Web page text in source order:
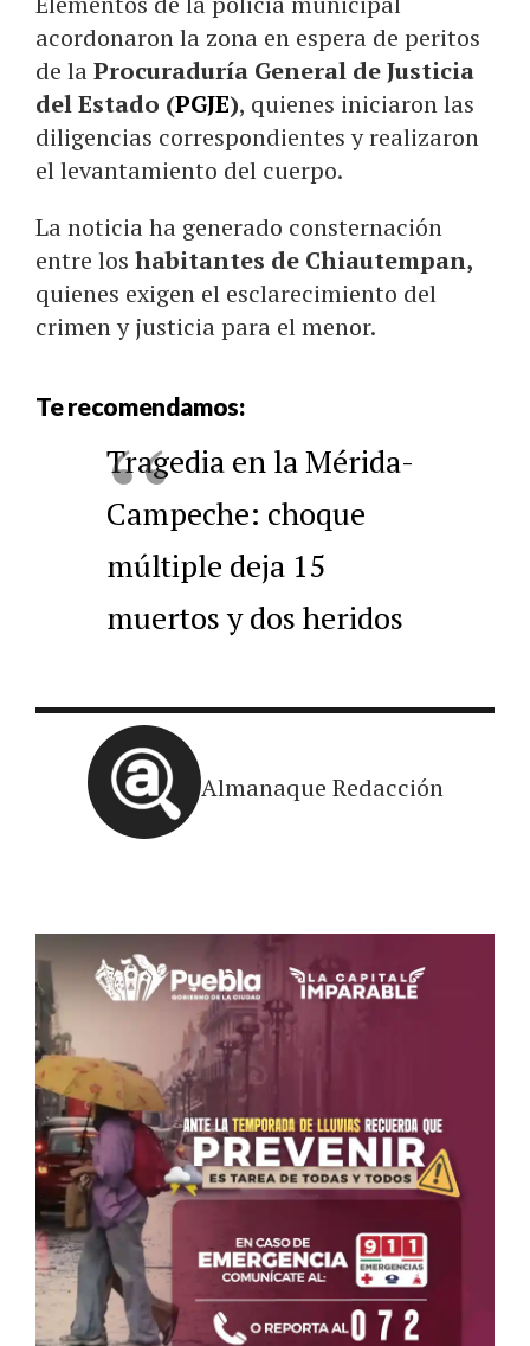
acordonaron la zona en espera de peritos
de laProcuraduría General de Justicia
del Estado (PGJE), quienes iniciaron las
diligencias correspondientes y realizaron
el levantamiento del cuerpo.
La noticia ha generado consternación
entre los habitantes de Chiautempan,
quienes exigen el esclarecimiento del
crimen y justicia para el menor.
Te recomendamos:
Tragedia en la Mérida-
Campeche: choque
múltiple deja 15
muertos y dos heridos
Almanaque Redacción